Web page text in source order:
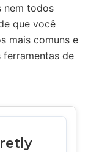
nem todos
que você
mais comuns e
ferramentas de